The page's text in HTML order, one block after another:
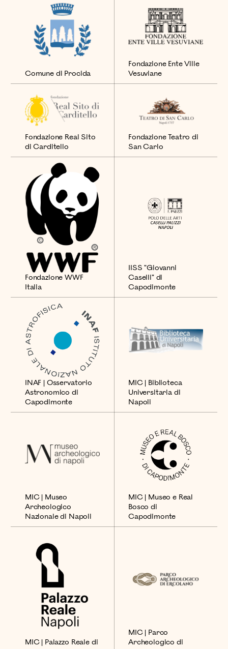
Comune di Procida
Fondazione Ente Ville
Vesuviane
Fondazione Real Sito
di Carditello
Fondazione Teatro di
San Carlo
Fondazione WWF
Italia
IISS "Giovanni
Caselli" di
Capodimonte
INAF | Osservatorio
Astronomico di
Capodimonte
MIC | Biblioteca
Universitaria di
Napoli
MIC | Museo
Archeologico
Nazionale di Napoli
MIC | Museo e Real
Bosco di
Capodimonte
MIC | Palazzo Reale di
MIC | Parco
Archeologico di